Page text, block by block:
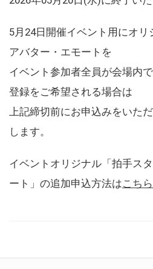
5月24日開催イベント用にオリ
アバター・エモートを
イベント参加者全員が会場内
登録をご希望される場合は
上記締切前にお申込みをいた
します。
イベントオリジナル「拍手ス
ート」の追加申込方法はこちら